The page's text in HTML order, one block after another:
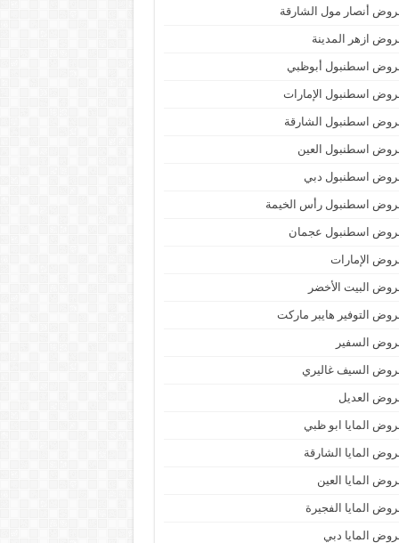
أنصار مول الشارقة
ازهر المدينة
اسطنبول أبوظبي
اسطنبول الإمارات
اسطنبول الشارقة
اسطنبول العين
اسطنبول دبي
اسطنبول رأس الخيمة
اسطنبول عجمان
الإمارات
البيت الأخضر
التوفير هايبر ماركت
السفير
السيف غاليري
العديل
المايا ابو ظبي
المايا الشارقة
المايا العين
المايا الفجيرة
المايا دبي